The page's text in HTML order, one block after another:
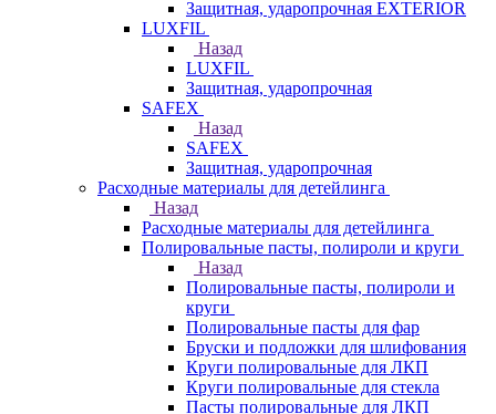
Защитная, ударопрочная EXTERIOR
LUXFIL
Назад
LUXFIL
Защитная, ударопрочная
SAFEX
Назад
SAFEX
Защитная, ударопрочная
Расходные материалы для детейлинга
Назад
Расходные материалы для детейлинга
Полировальные пасты, полироли и круги
Назад
Полировальные пасты, полироли и
круги
Полировальные пасты для фар
Бруски и подложки для шлифования
Круги полировальные для ЛКП
Круги полировальные для стекла
Пасты полировальные для ЛКП